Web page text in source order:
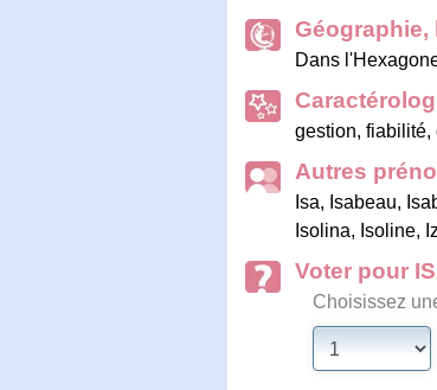
Géographie,
Dans
gestion, fiabilité,
Autres
Isa, Isabeau,
Isolina, Isoline,
Voter pour
Choisissez